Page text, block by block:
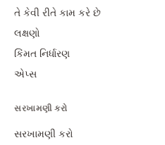
તે કેવી રીતે કામ કરે છે
લક્ષણો
કિંમત નિર્ધારણ
એપ્સ
સરખામણી કરો
સરખામણી કરો